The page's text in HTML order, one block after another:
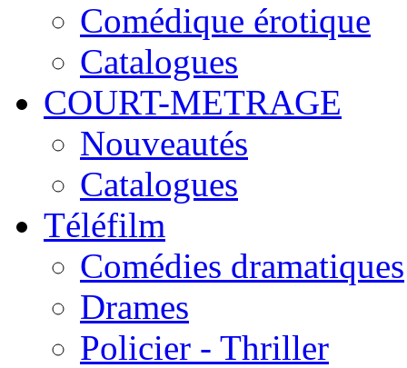
Comédique érotique
Catalogues
COURT-METRAGE
Nouveautés
Catalogues
Téléfilm
Comédies dramatiques
Drames
Policier - Thriller